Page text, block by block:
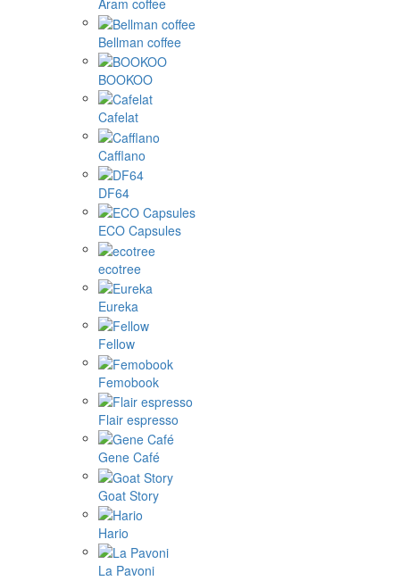
Aram coffee
Bellman coffee
BOOKOO
Cafelat
Cafflano
DF64
ECO Capsules
ecotree
Eureka
Fellow
Femobook
Flair espresso
Gene Café
Goat Story
Hario
La Pavoni